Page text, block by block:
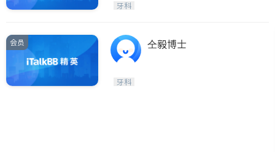
牙科
会员 仝毅博士
牙科